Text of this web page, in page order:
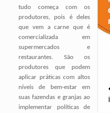
tudo começa com os
produtores, pois é deles
que vem a carne que é
comercializada em
supermercados e
restaurantes. São os
produtores que podem
aplicar práticas com altos
níveis de bem-estar em
suas fazendas e granjas ao
implementar políticas de